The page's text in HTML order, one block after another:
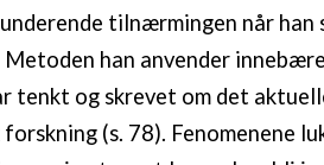
tilnærmingen når
han anvender
tenkt og skrevet om det
forskning (s. 78). Fenomenene